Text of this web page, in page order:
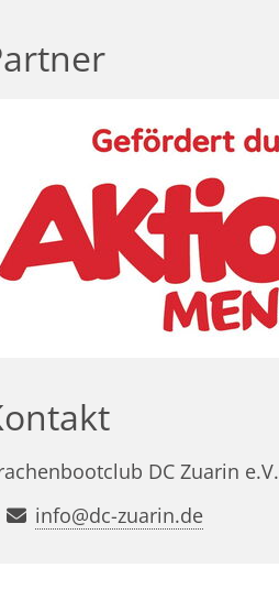
DC Zuarin e.V.
info@dc-zuarin.de